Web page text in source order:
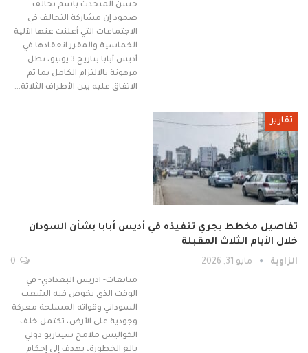
حسن المتحدث باسم تحالف
صمود إن مشاركة التحالف في
الاجتماعات التي أعلنت عنها الآلية
الخماسية والمقرر انعقادها في
أديس أبابا بتاريخ 3 يونيو، تظل
مرهونة بالالتزام الكامل بما تم
الاتفاق عليه بين الأطراف الثلاثة…
تقارير
تفاصيل مخطط يجري تنفيذه في أديس أبابا بشأن السودان
خلال الأيام الثلاث المقبلة
الزاوية مايو 31, 2026
متابعات- ادريس البغدادي- في
الوقت الذي يخوض فيه الشعب
السوداني وقواته المسلحة معركة
وجودية على الأرض، تكتمل خلف
الكواليس ملامح سيناريو دولي
بالغ الخطورة، يهدف إلى إحكام